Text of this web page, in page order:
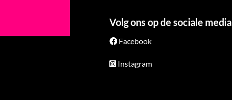
Volg ons op de sociale media
Facebook
Instagram